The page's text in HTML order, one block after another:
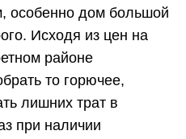
особенно дом большой
Исходя из цен на
районе
то горючее,
лишних трат в
при наличии